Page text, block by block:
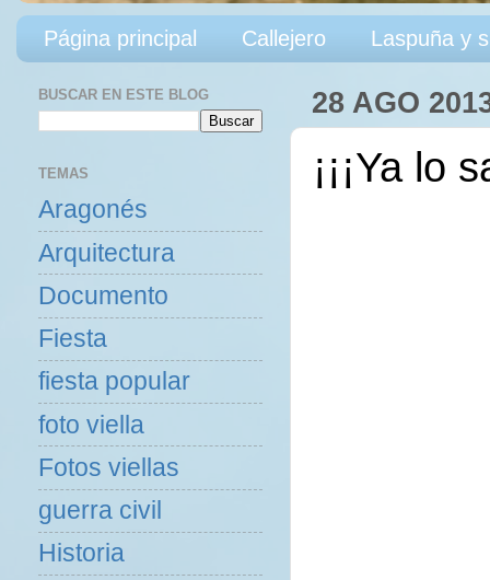
Página principal Callejero Laspuña y
28 AGO
¡¡¡Ya lo
BUSCAR EN ESTE BLOG
TEMAS
Aragonés
Arquitectura
Documento
Fiesta
fiesta popular
foto viella
Fotos viellas
guerra civil
Historia